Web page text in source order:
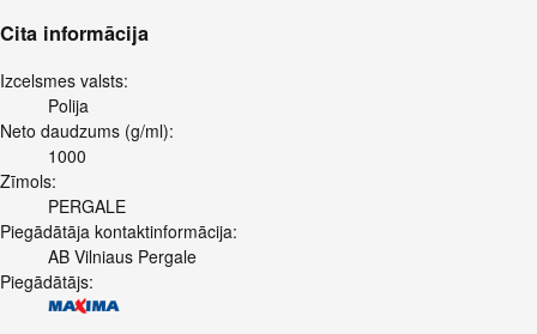
Cita informācija
Izcelsmes valsts:
Polija
Neto daudzums (g/ml):
1000
Zīmols:
PERGALE
Piegādātāja kontaktinformācija:
AB Vilniaus Pergale
Piegādātājs: